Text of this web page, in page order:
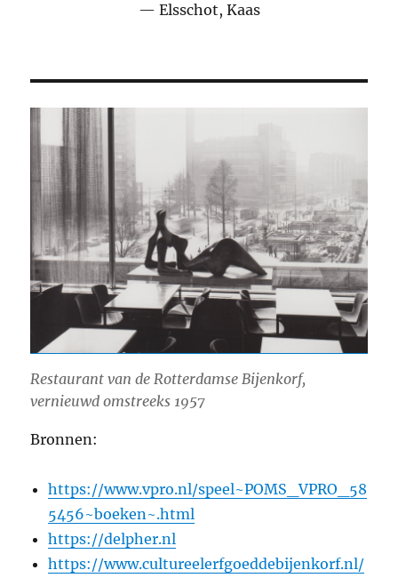
Elsschot, Kaas
Restaurant van de Rotterdamse Bijenkorf,
vernieuwd omstreeks 1957
Bronnen:
https://www.vpro.nl/speel~POMS_VPRO_58
5456~boeken~.html
https://delpher.nl
https://www.cultureelerfgoeddebijenkorf.nl/